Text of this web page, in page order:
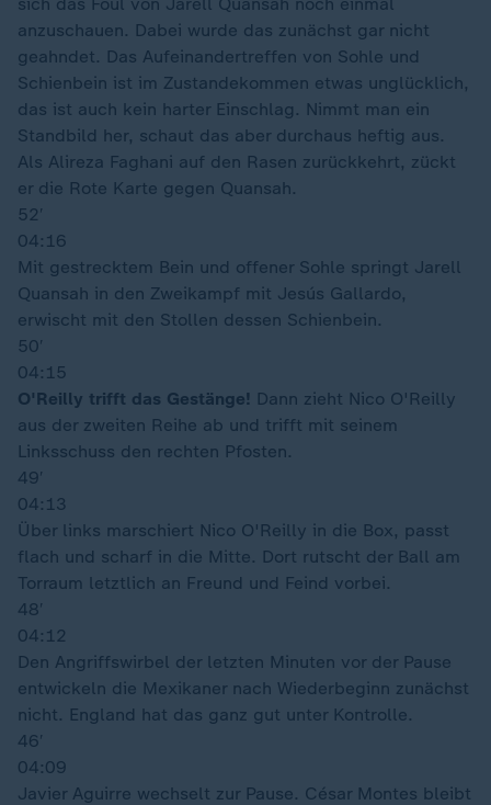
anzuschauen. Dabei wurde das zunächst gar nicht
geahndet. Das Aufeinandertreffen von Sohle und
Schienbein ist im Zustandekommen etwas unglücklich,
das ist auch kein harter Einschlag. Nimmt man ein
Standbild her, schaut das aber durchaus heftig aus.
Als Alireza Faghani auf den Rasen zurückkehrt, zückt
er die Rote Karte gegen Quansah.
52′
04:16
Mit gestrecktem Bein und offener Sohle springt Jarell
Quansah in den Zweikampf mit Jesús Gallardo,
erwischt mit den Stollen dessen Schienbein.
50′
04:15
O'Reilly trifft das Gestänge! Dann zieht Nico O'Reilly
aus der zweiten Reihe ab und trifft mit seinem
Linksschuss den rechten Pfosten.
49′
04:13
Über links marschiert Nico O'Reilly in die Box, passt
flach und scharf in die Mitte. Dort rutscht der Ball am
Torraum letztlich an Freund und Feind vorbei.
48′
04:12
Den Angriffswirbel der letzten Minuten vor der Pause
entwickeln die Mexikaner nach Wiederbeginn zunächst
nicht. England hat das ganz gut unter Kontrolle.
46′
04:09
Javier Aguirre wechselt zur Pause. César Montes bleibt